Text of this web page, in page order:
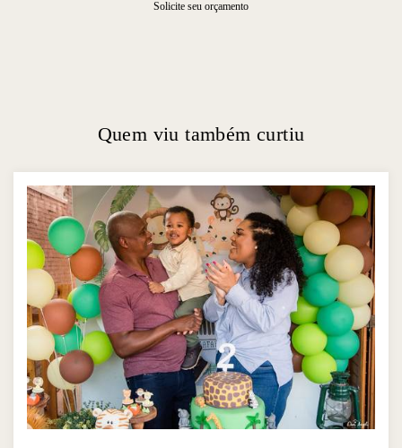
Solicite seu orçamento
Quem viu também curtiu